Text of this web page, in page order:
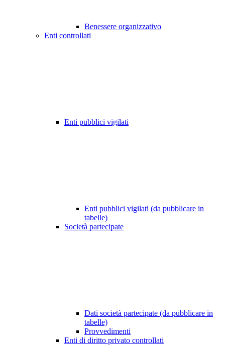
Benessere organizzativo
Enti controllati
Enti pubblici vigilati
Enti pubblici vigilati (da pubblicare in
tabelle)
Società partecipate
Dati società partecipate (da pubblicare in
tabelle)
Provvedimenti
Enti di diritto privato controllati